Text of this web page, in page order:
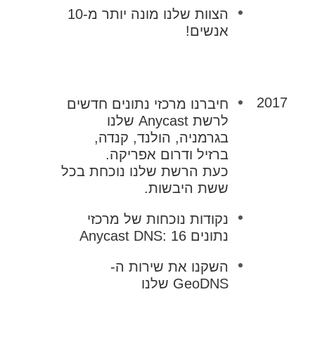
הצוות שלנו מונה יותר מ-10
אנשים!
2017
חיברנו מרכזי נתונים חדשים
לרשת Anycast שלנו
בגרמניה, הולנד, קנדה,
ברזיל ודרום אפריקה.
כעת הרשת שלנו נוכחת בכל
ששת היבשות.
נקודות נוכחות של מרכזי
נתונים Anycast DNS: 16
השקנו את שירות ה-
GeoDNS שלנו